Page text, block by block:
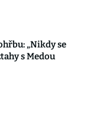
„Nikdy se
s Medou